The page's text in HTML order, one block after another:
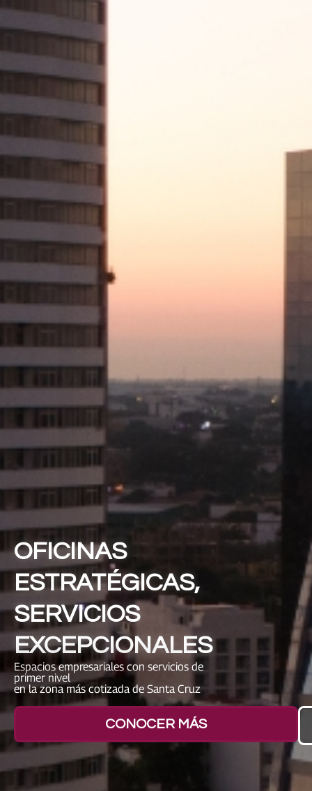
OFICINAS
ESTRATÉGICAS,
SERVICIOS
EXCEPCIONALES
Espacios empresariales con servicios de
primer nivel
en la zona más cotizada de Santa Cruz
CONOCER MÁS